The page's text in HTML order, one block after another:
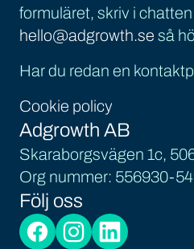
formuläret, skriv i
hello@adgrowth.se så
Har du redan en
Cookie policy
Adgrowth AB
Skaraborgsvägen 1c,
Org nummer: 556930-
Följ oss